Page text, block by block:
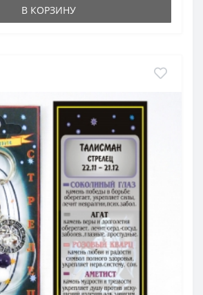
В КОРЗИНУ